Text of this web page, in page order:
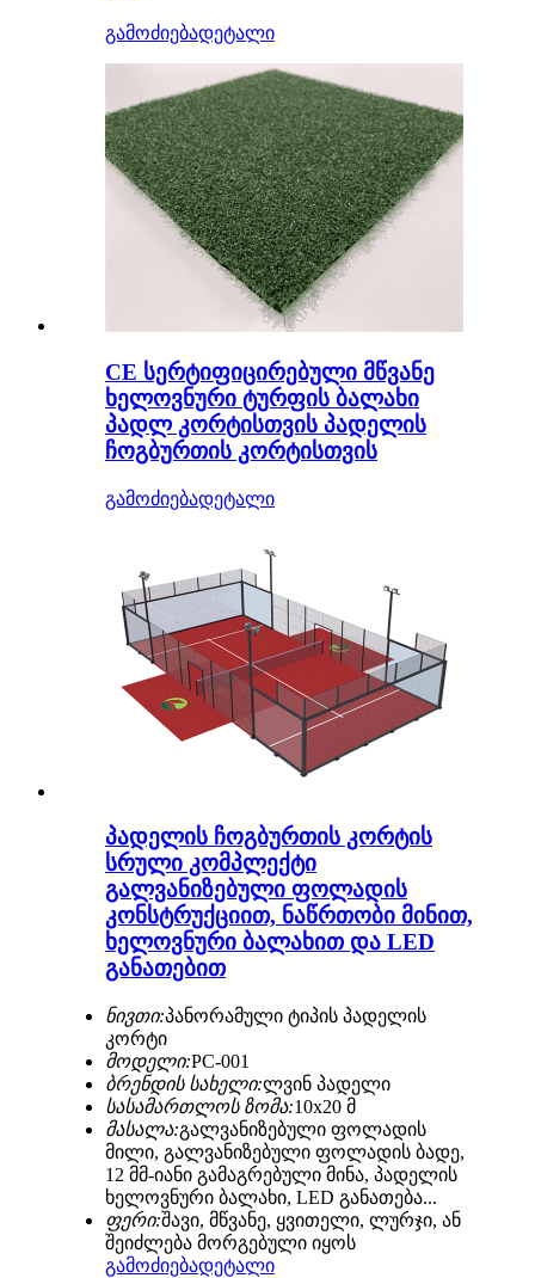
გამოძიებადეტალი
CE სერტიფიცირებული მწვანე
ხელოვნური ტურფის ბალახი
პადლ კორტისთვის პადელის
ჩოგბურთის კორტისთვის
გამოძიებადეტალი
პადელის ჩოგბურთის კორტის
სრული კომპლექტი
გალვანიზებული ფოლადის
კონსტრუქციით, ნაწრთობი მინით,
ხელოვნური ბალახით და LED
განათებით
ნივთი:პანორამული ტიპის პადელის
კორტი
მოდელი:PC-001
ბრენდის სახელი:ლვინ პადელი
სასამართლოს ზომა:10x20 მ
მასალა:გალვანიზებული ფოლადის
მილი, გალვანიზებული ფოლადის ბადე,
12 მმ-იანი გამაგრებული მინა, პადელის
ხელოვნური ბალახი, LED განათება...
ფერი:შავი, მწვანე, ყვითელი, ლურჯი, ან
შეიძლება მორგებული იყოს
გამოძიებადეტალი